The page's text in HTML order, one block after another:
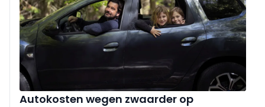
Autokosten wegen zwaarder op